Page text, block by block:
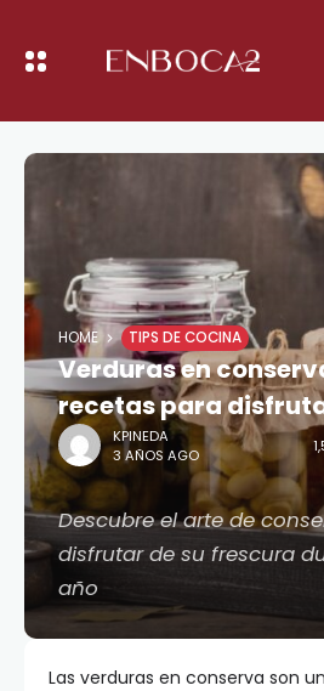
HOME TIPS DE COCINA
Verduras en
recetas para
KPINEDA
3 AÑOS AGO
Descubre el arte de
disfrutar de su frescura
año
Las verduras en conserva son